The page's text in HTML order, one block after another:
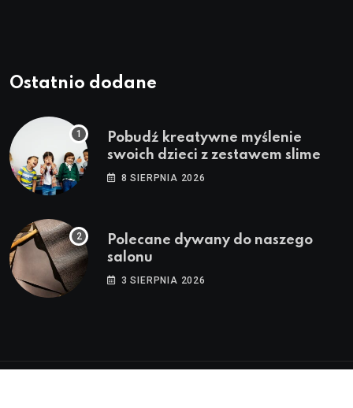
Ostatnio dodane
Pobudź kreatywne myślenie
swoich dzieci z zestawem slime
8 SIERPNIA 2026
Polecane dywany do naszego
salonu
3 SIERPNIA 2026